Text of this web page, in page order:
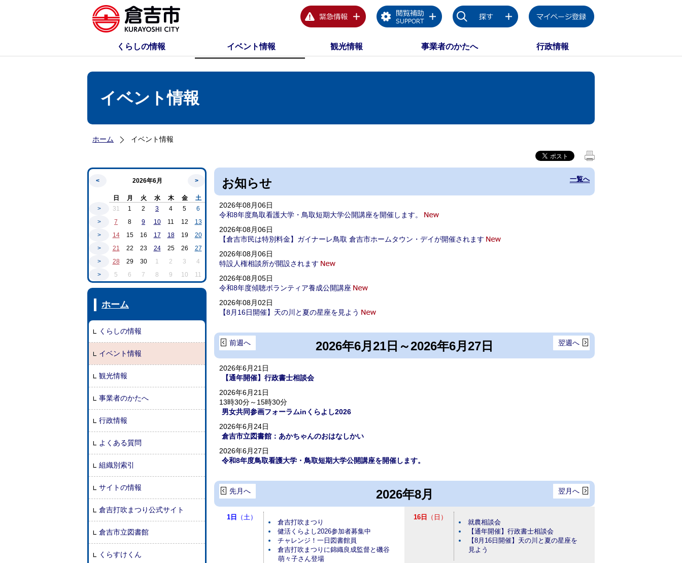
くらしの情報 イベント情報 観光情報 事業者のかたへ 行政情報
イベント情報
ホーム イベント情報
< 2026年6月 >
日 月 火 水 木 金
土
>
31 1 2 3 4 5
6
>
7 8 9 10 11 12
13
>
14 15 16 17 18 19
20
>
21 22 23 24 25 26
27
>
28 29 30 1 2 3
4
>
5 6 7 8 9 10 11
ホーム
くらしの情報
イベント情報
観光情報
事業者のかたへ
行政情報
よくある質問
組織別索引
サイトの情報
倉吉打吹まつり公式サイト
倉吉市立図書館
くらすけくん
お知らせ 一覧へ
2026年08月06日
令和8年度鳥取看護大学・鳥取短期大学公開講座を開催します。
2026年08月06日
【倉吉市民は特別料金】ガイナーレ鳥取 倉吉市ホームタウン・デイが開催されます
2026年08月06日
特設人権相談所が開設されます
2026年08月05日
令和8年度傾聴ボランティア養成公開講座
2026年08月02日
【8月16日開催】天の川と夏の星座を見よう
2026年6月21日～2026年6月27日 翌週へ
前週へ
2026年6月21日
【通年開催】行政書士相談会
2026年6月21日
13時30分～15時30分
男女共同参画フォーラムinくらよし2026
2026年6月24日
倉吉市立図書館：あかちゃんのおはなしかい
2026年6月27日
令和8年度鳥取看護大学・鳥取短期大学公開講座を開催します。
2026年8月 翌月へ
先月へ
1日 （土）
倉吉打吹まつり
健活くらよし2026参加者募集中
チャレンジ！一日図書館員
倉吉打吹まつりに錦織良成監督と磯谷
萌々子さん登場
16日 （日）
就農相談会
【通年開催】行政書士相談会
【8月16日開催】天の川と夏の星座を
見よう